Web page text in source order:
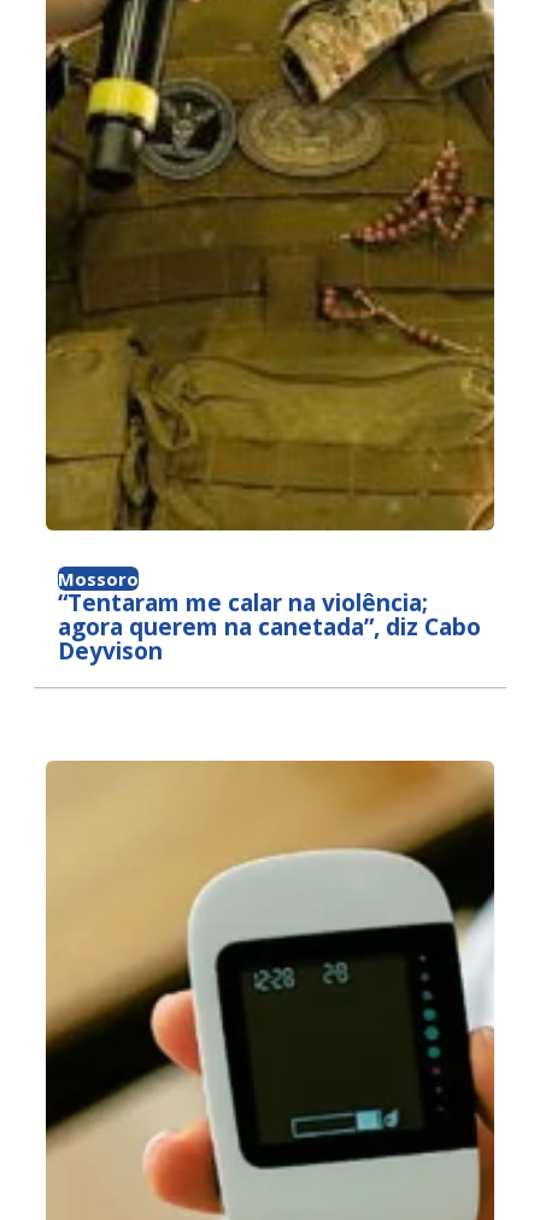
Mossoro
“Tentaram me calar na violência;
agora querem na canetada”, diz Cabo
Deyvison